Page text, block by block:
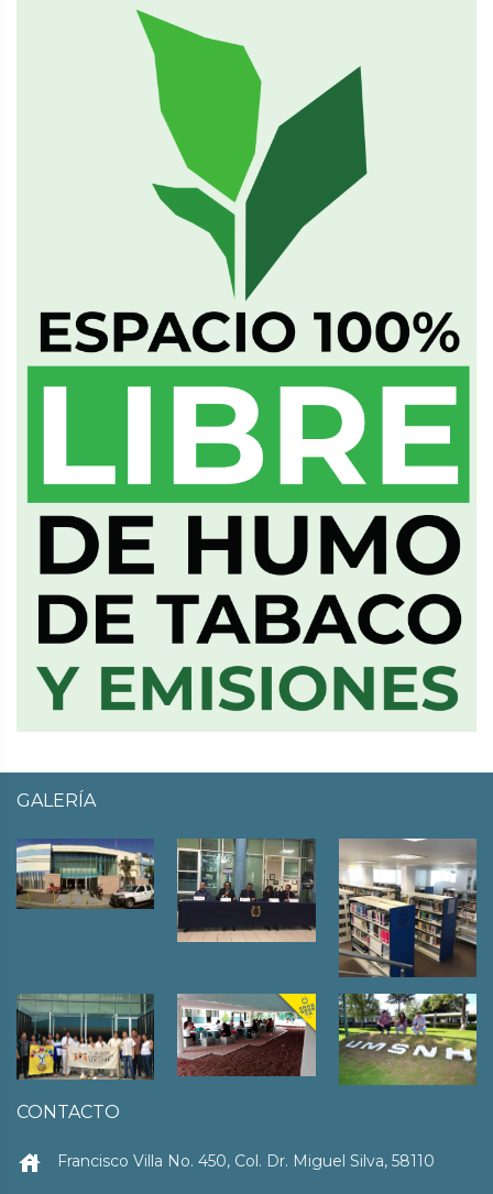
GALERÍA
CONTACTO
house Francisco Villa No. 450, Col. Dr. Miguel Silva, 58110